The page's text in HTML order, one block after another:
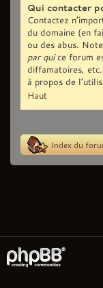
Qui contacter
Contactez
du domaine (en
ou des abus.
par quice forum
diffamatoires,
à propos de
Haut
Index du